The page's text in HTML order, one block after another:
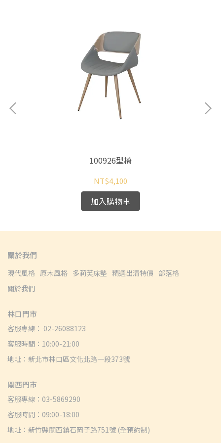
100926型椅
NT$4,100
加入購物車
關於我們
現代風格 原木風格 多莉芙床墊 精選出清特價 部落格
關於我們
林口門市
客服專線： 02-26088123
客服時間：10:00-21:00
地址：新北市林口區文化北路一段373號
關西門市
客服專線：03-5869290
客服時間：09:00-18:00
地址：新竹縣關西鎮石岡子路751號 (全預約制)